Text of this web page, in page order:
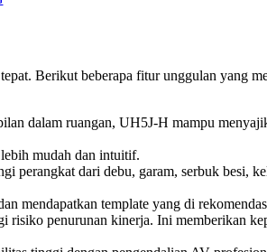
Berikut beberapa fitur unggulan yang
dalam ruangan, UH5J-H mampu
mudah dan intuitif.
perangkat dari debu, garam, serbuk besi,
mendapatkan template yang di
penurunan kinerja. Ini memberikan